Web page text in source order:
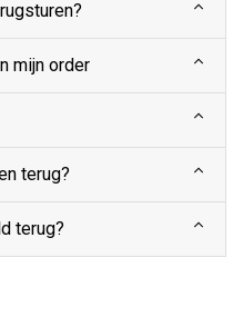
mijn order
terug?
terug?